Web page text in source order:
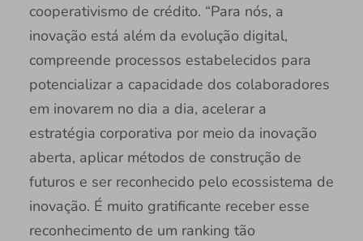
cooperativismo de crédito. “Para nós, a
inovação está além da evolução digital,
compreende processos estabelecidos para
potencializar a capacidade dos colaboradores
em inovarem no dia a dia, acelerar a
estratégia corporativa por meio da inovação
aberta, aplicar métodos de construção de
futuros e ser reconhecido pelo ecossistema de
inovação. É muito gratificante receber esse
reconhecimento de um ranking tão